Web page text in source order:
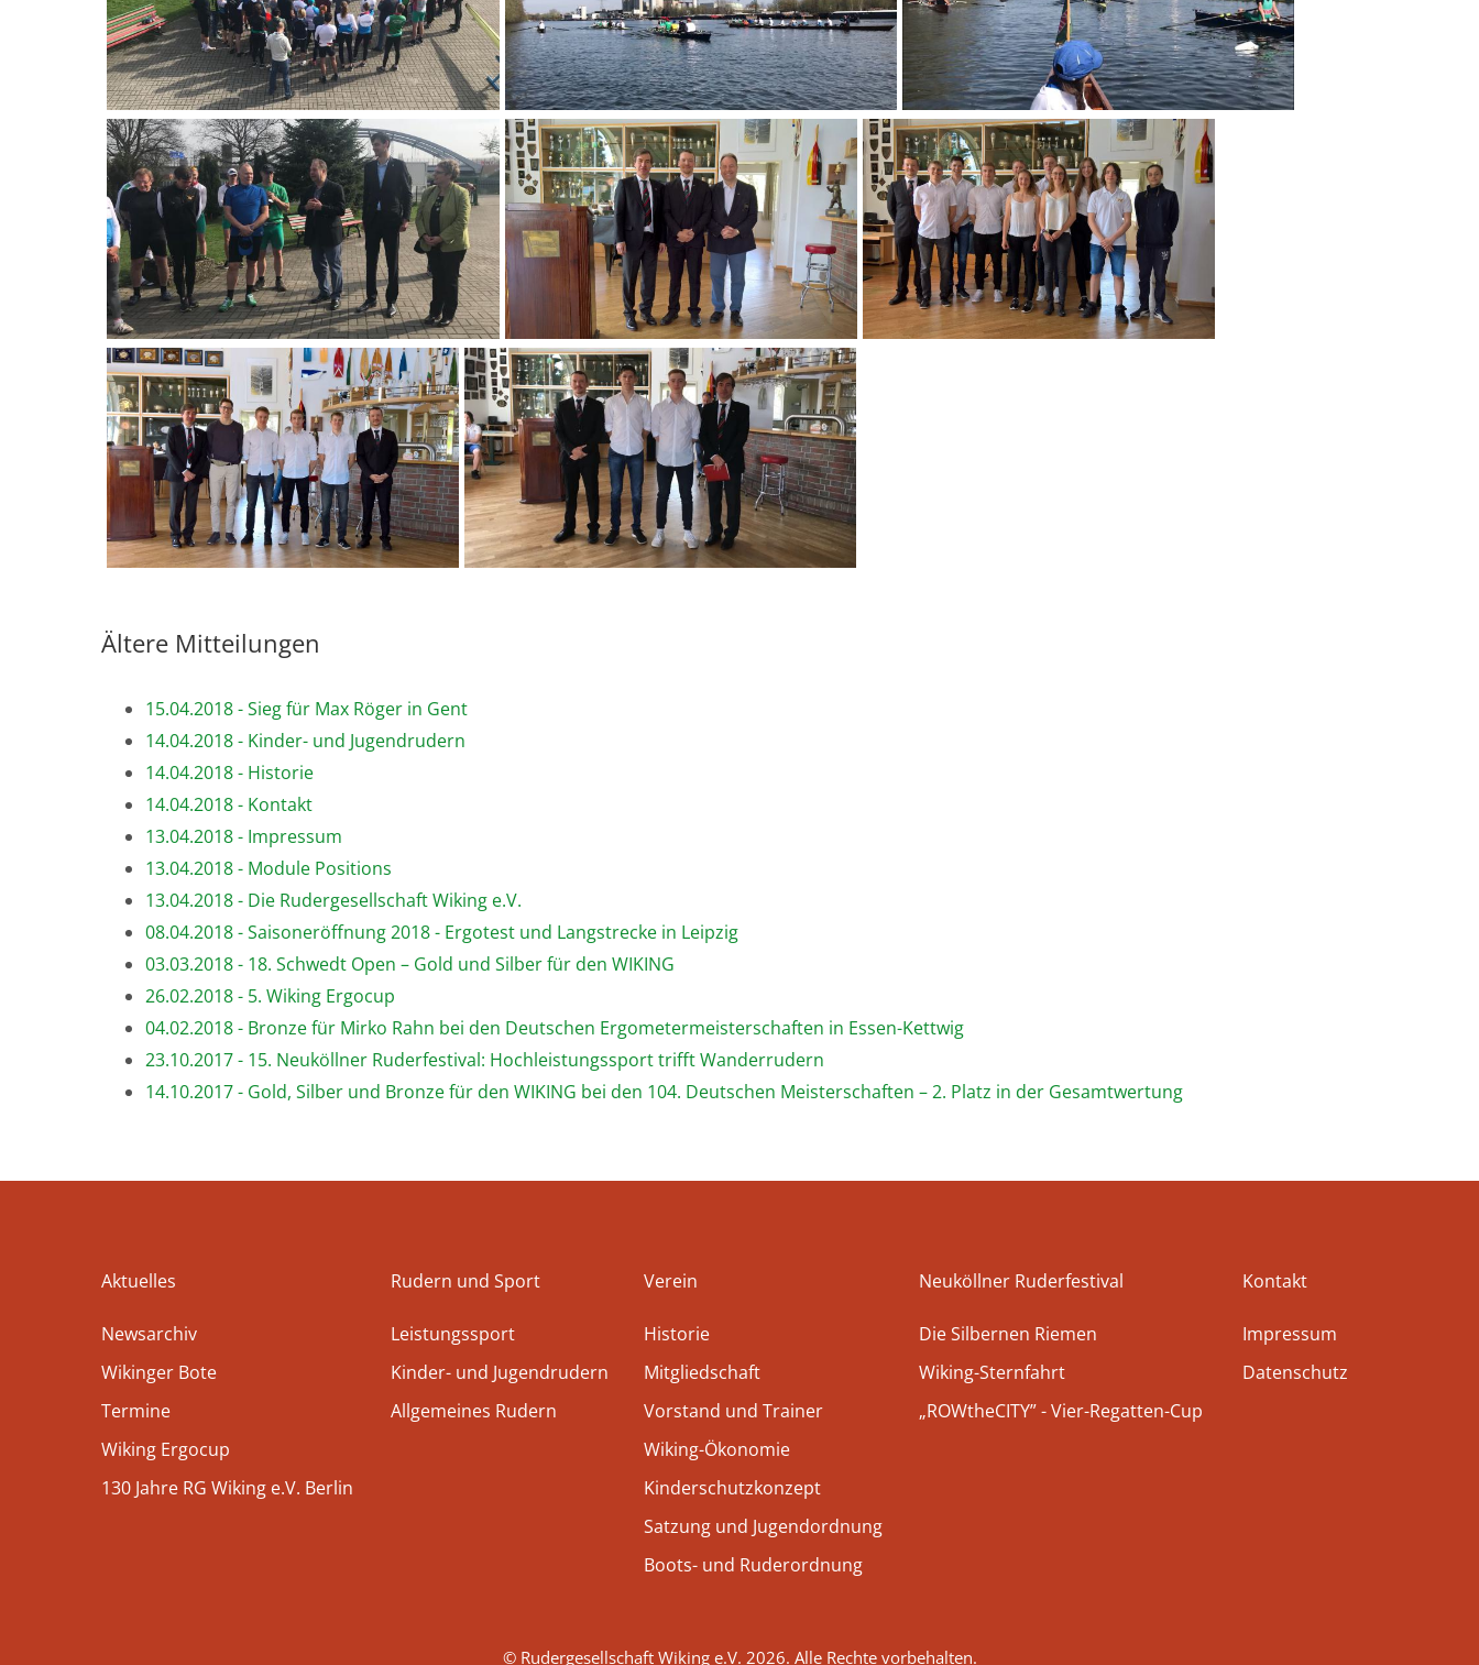
Ältere Mitteilungen
15.04.2018 - Sieg für Max Röger in Gent
14.04.2018 - Kinder- und Jugendrudern
14.04.2018 - Historie
14.04.2018 - Kontakt
13.04.2018 - Impressum
13.04.2018 - Module Positions
13.04.2018 - Die Rudergesellschaft Wiking e.V.
08.04.2018 - Saisoneröffnung 2018 - Ergotest und Langstrecke in Leipzig
03.03.2018 - 18. Schwedt Open – Gold und Silber für den WIKING
26.02.2018 - 5. Wiking Ergocup
04.02.2018 - Bronze für Mirko Rahn bei den Deutschen Ergometermeisterschaften in Essen-Kettwig
23.10.2017 - 15. Neuköllner Ruderfestival: Hochleistungssport trifft Wanderrudern
14.10.2017 - Gold, Silber und Bronze für den WIKING bei den 104. Deutschen Meisterschaften – 2. Platz in der Gesamtwertung
Aktuelles
Newsarchiv
Wikinger Bote
Termine
Wiking Ergocup
130 Jahre RG Wiking e.V. Berlin
Rudern und Sport
Leistungssport
Kinder- und Jugendrudern
Allgemeines Rudern
Verein
Historie
Mitgliedschaft
Vorstand und Trainer
Wiking-Ökonomie
Kinderschutzkonzept
Satzung und Jugendordnung
Boots- und Ruderordnung
Neuköllner Ruderfestival
Die Silbernen Riemen
Wiking-Sternfahrt
„ROWtheCITY” - Vier-Regatten-Cup
Kontakt
Impressum
Datenschutz
© Rudergesellschaft Wiking e.V. 2026. Alle Rechte vorbehalten.